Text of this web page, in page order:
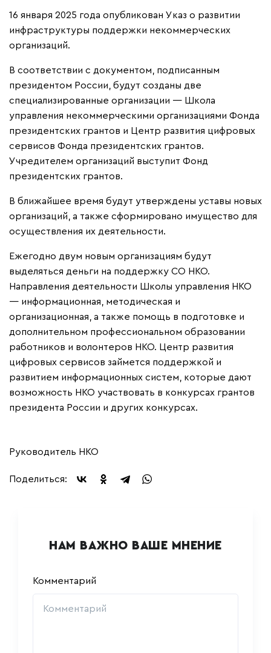
16 января 2025 года опубликован Указ о развитии
инфраструктуры поддержки некоммерческих
организаций.
В соответствии с документом, подписанным
президентом России, будут созданы две
специализированные организации — Школа
управления некоммерческими организациями Фонда
президентских грантов и Центр развития цифровых
сервисов Фонда президентских грантов.
Учредителем организаций выступит Фонд
президентских грантов.
В ближайшее время будут утверждены уставы новых
организаций, а также сформировано имущество для
осуществления их деятельности.
Ежегодно двум новым организациям будут
выделяться деньги на поддержку СО НКО.
Направления деятельности Школы управления НКО
— информационная, методическая и
организационная, а также помощь в подготовке и
дополнительном профессиональном образовании
работников и волонтеров НКО. Центр развития
цифровых сервисов займется поддержкой и
развитием информационных систем, которые дают
возможность НКО участвовать в конкурсах грантов
президента России и других конкурсах.
Руководитель НКО
Поделиться:
НАМ ВАЖНО ВАШЕ МНЕНИЕ
Комментарий